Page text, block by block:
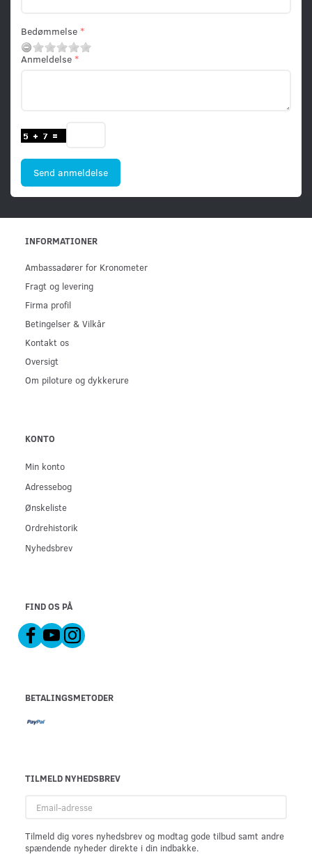
Bedømmelse
Anmeldelse
Send anmeldelse
INFORMATIONER
Ambassadører for Kronometer
Fragt og levering
Firma profil
Betingelser & Vilkår
Kontakt os
Oversigt
Om piloture og dykkerure
KONTO
Min konto
Adressebog
Ønskeliste
Ordrehistorik
Nyhedsbrev
FIND OS PÅ
BETALINGSMETODER
TILMELD NYHEDSBREV
adresse
Tilmeld dig vores nyhedsbrev og modtag gode tilbud samt andre
spændende nyheder direkte i din indbakke.